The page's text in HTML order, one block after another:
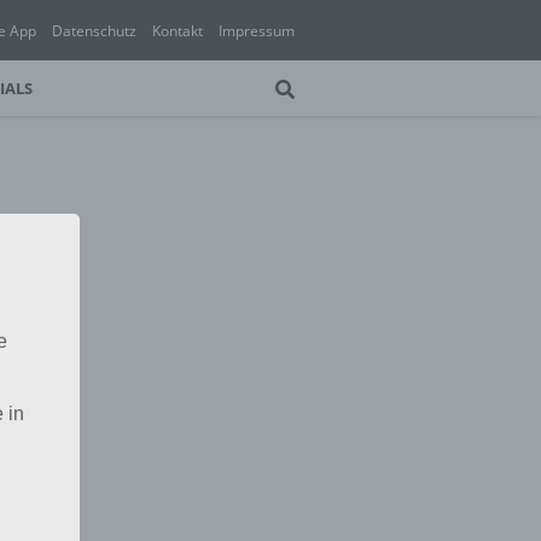
App Datenschutz Kontakt Impressum
in